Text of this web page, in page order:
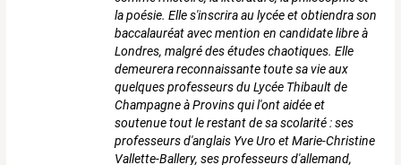
la poésie. Elle s'inscrira au lycée et obtiendra son
baccalauréat avec mention en candidate libre à
Londres, malgré des études chaotiques. Elle
demeurera reconnaissante toute sa vie aux
quelques professeurs du Lycée Thibault de
Champagne à Provins qui l'ont aidée et
soutenue tout le restant de sa scolarité : ses
professeurs d'anglais Yve Uro et Marie-Christine
Vallette-Ballery, ses professeurs d'allemand,